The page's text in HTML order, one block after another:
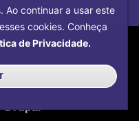
Federal
de Tecnologia da
com o CMS de
Drupal
Ao continuar a usar este
cookies. Conheça
de Privacidade.